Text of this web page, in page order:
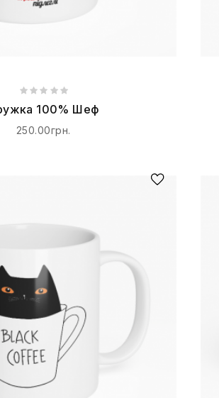
100% Шеф
250.00грн.